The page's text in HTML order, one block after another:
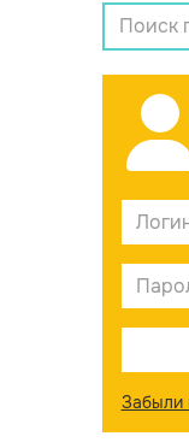
Забыли